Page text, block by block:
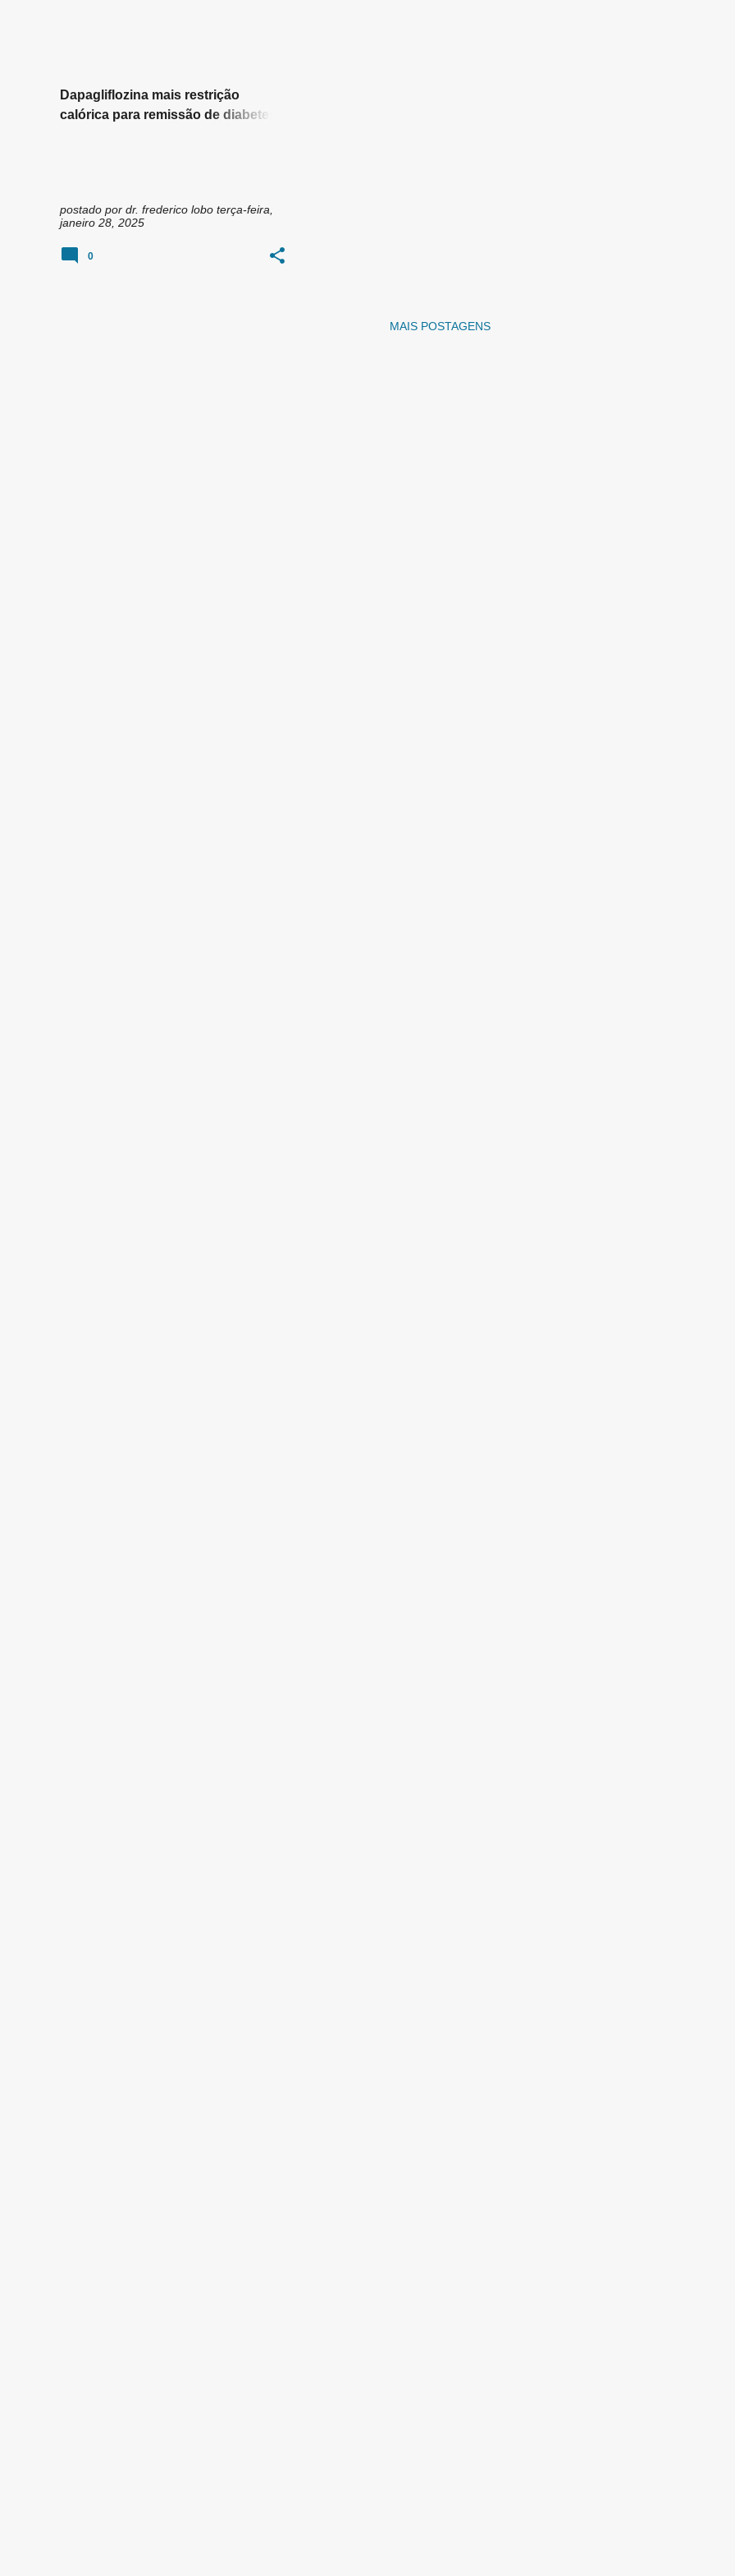
Dapagliflozina mais restrição
calórica para remissão de diabetes
postado por dr. frederico lobo terça-feira,
janeiro 28, 2025
0
MAIS POSTAGENS